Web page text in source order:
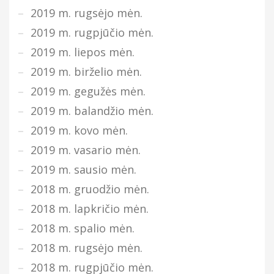
2019 m. rugsėjo mėn.
2019 m. rugpjūčio mėn.
2019 m. liepos mėn.
2019 m. birželio mėn.
2019 m. gegužės mėn.
2019 m. balandžio mėn.
2019 m. kovo mėn.
2019 m. vasario mėn.
2019 m. sausio mėn.
2018 m. gruodžio mėn.
2018 m. lapkričio mėn.
2018 m. spalio mėn.
2018 m. rugsėjo mėn.
2018 m. rugpjūčio mėn.